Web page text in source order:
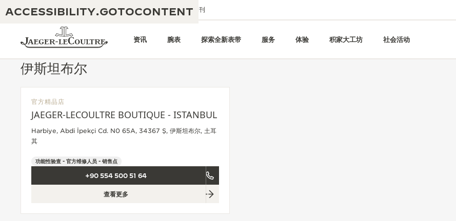
ACCESSIBILITY.GOTOCONTENT
给我们发送电子邮件 精品店 电子期刊
资讯 腕表 探索全新表带 服务 体验 积家大工坊 社会活动
腕表国际质保
黄金比例水幕音乐秀
积家REVERSO 1931 CAFÉ
“THE PERPETUAL TIMEKEEPER”
展览
190余年
非凡创意：430多项专利
180多项精湛技艺
伊斯坦布尔
官方精品店
JAEGER-LECOULTRE BOUTIQUE - ISTANBUL
Harbiye, Abdi İpekçi Cd. N0 65A, 34367 Ş, 伊斯坦布尔, 土耳
其
功能性验查 - 官方维修人员 - 销售点
+90 554 500 51 64
查看更多